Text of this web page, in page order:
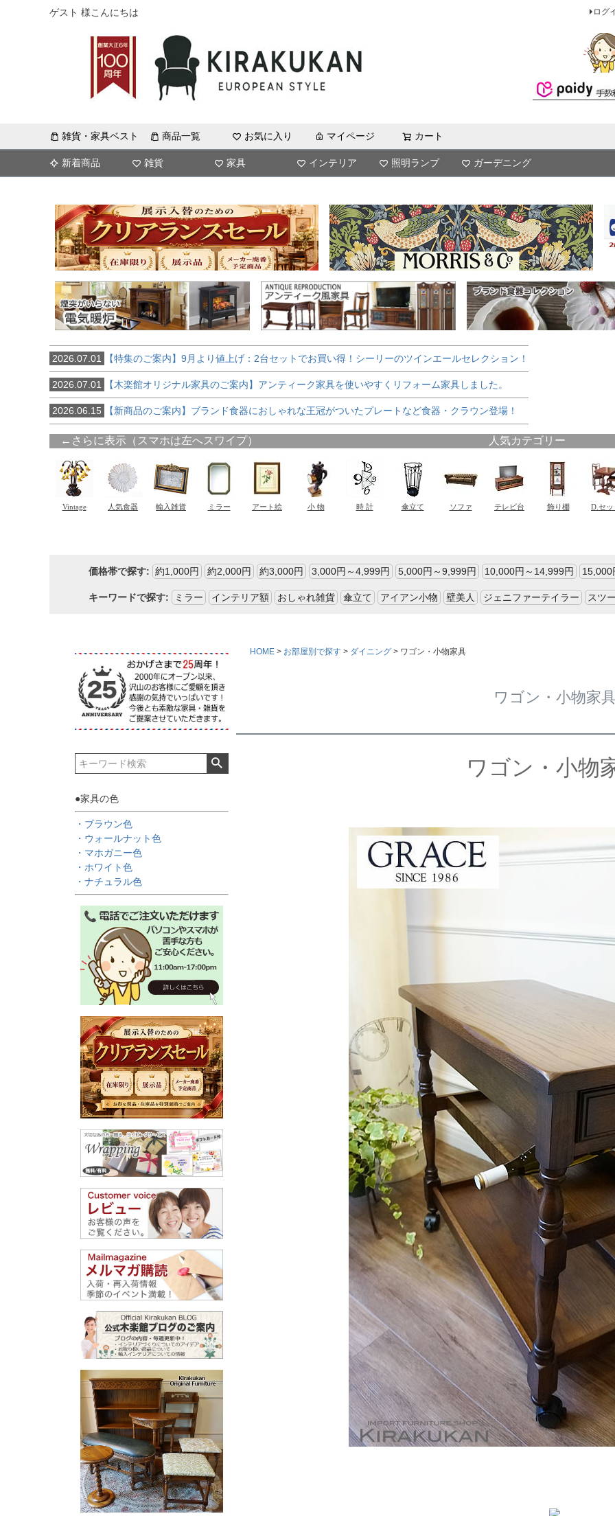
ゲスト 様こんにちは ログ
雑貨・家具ベスト 商品一覧 お気に入り マイページ カート
新着商品 雑貨 家具 インテリア 照明ランプ ガーデニング
2026.07.01 【特集のご案内】9月より値上げ：2台セットでお買い得！シーリーのツインエールセレクション！
2026.07.01 【木楽館オリジナル家具のご案内】アンティーク家具を使いやすくリフォーム家具しました。
2026.06.15 【新商品のご案内】ブランド食器におしゃれな王冠がついたプレートなど食器・クラウン登場！
価格帯で探す: 約1,000円 約2,000円 約3,000円 3,000円～4,999円 5,000円～9,999円 10,000円～14,999円 15,000
キーワードで探す: ミラー インテリア額 おしゃれ雑貨 傘立て アイアン小物 壁美人 ジェニファーテイラー スツ
●家具の色
・ブラウン色
・ウォールナット色
・マホガニー色
・ホワイト色
・ナチュラル色
HOME お部屋別で探す ダイニング ワゴン・小物家具
ワゴン・小物家
ワゴン・小物
〜
在庫なし
商品番号/
バンドル